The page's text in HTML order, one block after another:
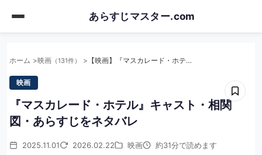
content
あらすじマスター.com
ホーム 映画 （131件） 【映画】『マスカレード・ホテル』キャスト・相関図・あらすじをネタバレ
映画
『マスカレード・ホテル』キャスト・相関
図・あらすじをネタバレ
2025.11.01 2026.02.22 映画 約31分で読めます